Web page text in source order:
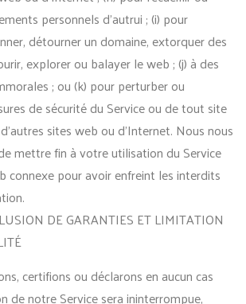
personnels d’autrui ; (i) pour
détourner un domaine, extorquer des
explorer ou balayer le web ; (j) à des
; ou (k) pour perturber ou
de sécurité du Service ou de tout site
sites web ou d’Internet. Nous nous
mettre fin à votre utilisation du Service
connexe pour avoir enfreint les interdits
DE GARANTIES ET LIMITATION
certifions ou déclarons en aucun cas
de notre Service sera ininterrompue,